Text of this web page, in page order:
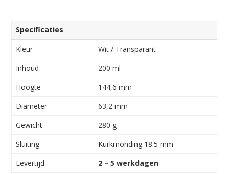
Specificaties
Kleur
Wit / Transparant
Inhoud
200 ml
Hoogte
144,6 mm
Diameter
63,2 mm
Gewicht
280 g
Sluiting
Kurkmonding 18.5 mm
Levertijd
2 – 5 werkdagen